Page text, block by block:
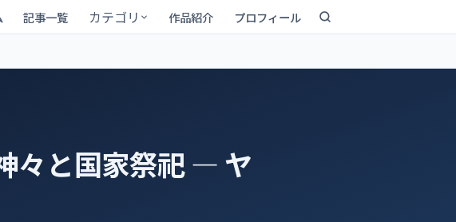
記事一覧 カテゴリ 作品紹介 プロフィール
々と国家祭祀 ― ヤ